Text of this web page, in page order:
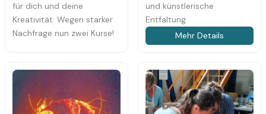
für dich und deine
Kreativität. Wegen starker
Nachfrage nun zwei Kurse!
und künstlerische
Entfaltung
Mehr Details